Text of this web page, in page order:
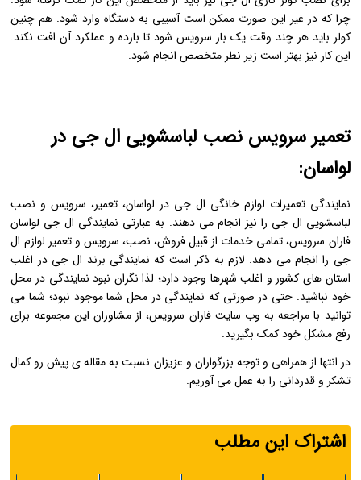
چرا که در غیر این صورت ممکن است آسیبی به دستگاه وارد شود. هم چنین
کولر باید هر چند وقت یک بار سرویس شود تا بازده و عملکرد آن افت نکند.
این کار نیز بهتر است زیر نظر متخصص انجام شود.
تعمیر سرویس نصب لباسشویی ال جی در
لواسان:
نمایندگی تعمیرات لوازم خانگی ال جی در لواسان، تعمیر، سرویس و نصب
لباسشویی ال جی را نیز انجام می دهند. به عبارتی نمایندگی ال جی لواسان
فاران سرویس، تمامی خدمات از قبیل فروش، نصب، سرویس و تعمیر لوازم ال
جی را انجام می دهد. لازم به ذکر است که نمایندگی برند ال جی در اغلب
استان های کشور و اغلب شهرها وجود دارد؛ لذا نگران نبود نمایندگی در محل
خود نباشید. حتی در صورتی که نمایندگی در محل شما موجود نبود؛ شما می
توانید با مراجعه به وب سایت فاران سرویس، از مشاوران این مجموعه برای
رفع مشکل خود کمک بگیرید.
در انتها از همراهی و توجه بزرگواران و عزیزان نسبت به مقاله ی پیش رو کمال
تشکر و قدردانی را به عمل می آوریم.
اشتراک این مطلب